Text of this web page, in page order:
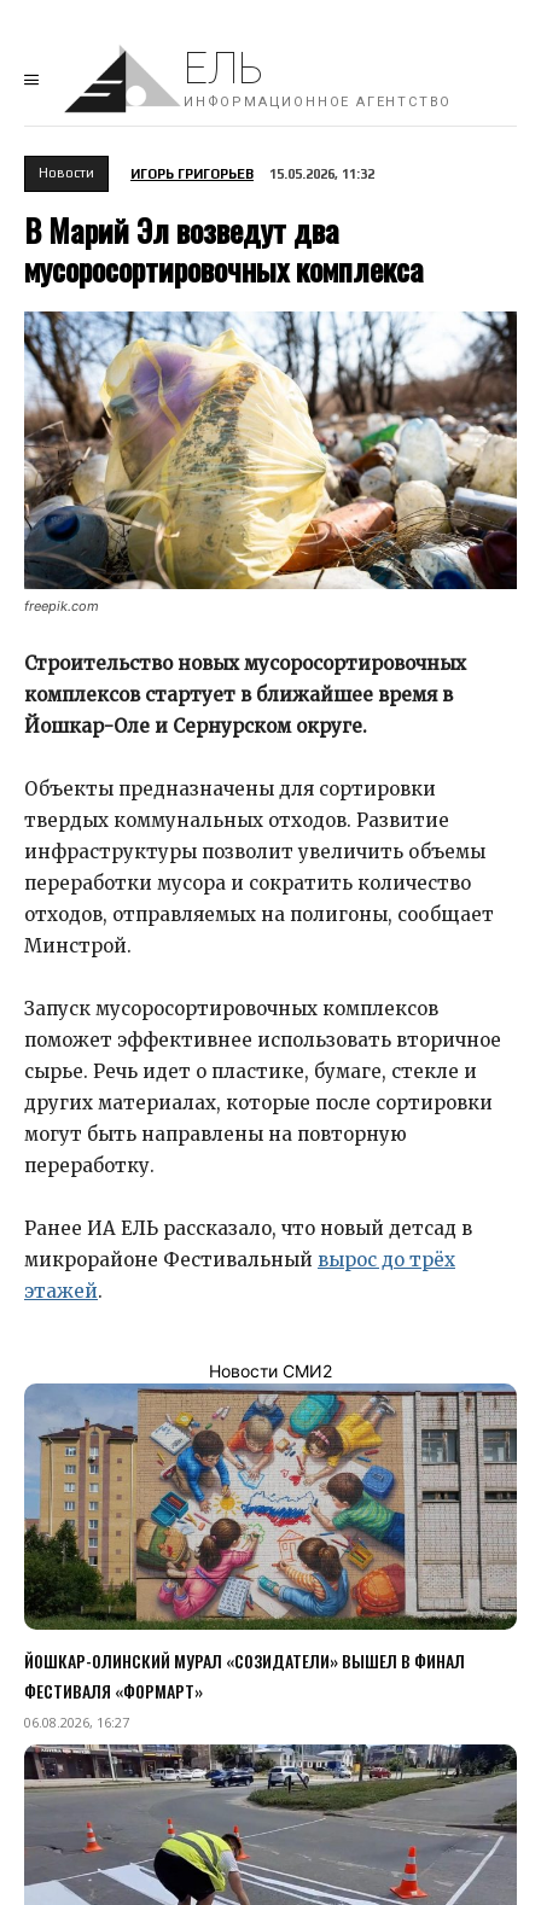
ЕЛЬ
ИНФОРМАЦИОННОЕ АГЕНТСТВО
Новости ИГОРЬ ГРИГОРЬЕВ 15.05.2026, 11:32
В Марий Эл возведут два
мусоросортировочных комплекса
freepik.com
Строительство новых мусоросортировочных
комплексов стартует в ближайшее время в
Йошкар-Оле и Сернурском округе.
Объекты предназначены для сортировки
твердых коммунальных отходов. Развитие
инфраструктуры позволит увеличить объемы
переработки мусора и сократить количество
отходов, отправляемых на полигоны, сообщает
Минстрой.
Запуск мусоросортировочных комплексов
поможет эффективнее использовать вторичное
сырье. Речь идет о пластике, бумаге, стекле и
других материалах, которые после сортировки
могут быть направлены на повторную
переработку.
Ранее ИА ЕЛЬ рассказало, что новый детсад в
микрорайоне Фестивальный вырос до трёх
этажей.
Новости СМИ2
ЙОШКАР-ОЛИНСКИЙ МУРАЛ «СОЗИДАТЕЛИ» ВЫШЕЛ В ФИНАЛ
ФЕСТИВАЛЯ «ФОРМАРТ»
06.08.2026, 16:27